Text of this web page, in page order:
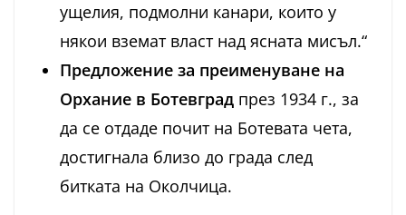
ущелия, подмолни канари, които у
някои вземат власт над ясната мисъл.“
Предложение за преименуване на
Орхание в Ботевград през 1934 г., за
да се отдаде почит на Ботевата чета,
достигнала близо до града след
битката на Околчица.